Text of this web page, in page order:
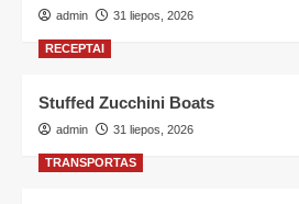
admin 31 liepos, 2026
RECEPTAI
Stuffed Zucchini Boats
admin 31 liepos, 2026
TRANSPORTAS